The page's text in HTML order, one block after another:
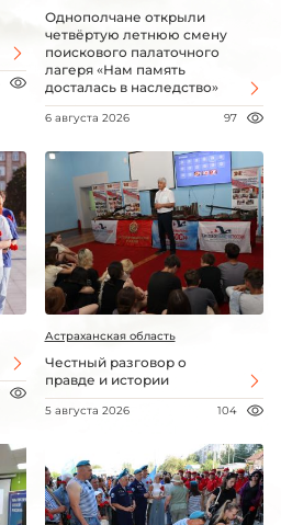
Однополчане открыли
четвёртую летнюю смену
поискового палаточного
лагеря «Нам память
досталась в наследство»
6 августа 2026 97
Астраханская область
Честный разговор о
правде и истории
5 августа 2026 104